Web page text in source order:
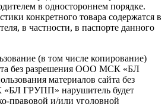
в одностороннем порядке.
конкретного товара содержатся в
в частности, в паспорте данного
(в том числе копирование)
без разрешения ООО МСК «БЛ
материалов сайта без
ГРУПП» нарушитель будет
правовой и/или уголовной